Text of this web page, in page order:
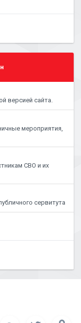
версией сайта.
мероприятия,
СВО и их
сервитута